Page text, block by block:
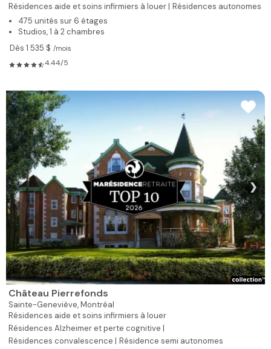
Résidences aide et soins infirmiers à louer | Résidences autonomes
475 unités sur 6 étages
Studios, 1 à 2 chambres
Dès 1 535 $ /mois
4.44/5
❯
Château Pierrefonds
Sainte-Geneviève,Montréal
Résidences aide et soins infirmiers à louer
Résidences Alzheimer et perte cognitive |
Résidences convalescence | Résidence semi autonomes